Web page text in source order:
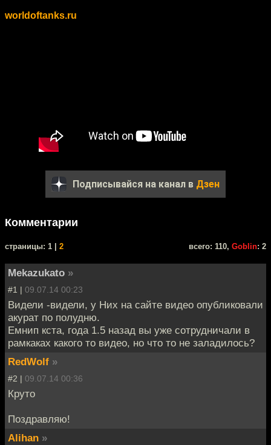
worldoftanks.ru
Подписывайся на канал в Дзен
Комментарии
cтраницы: 1 | 2 всего: 110, Goblin: 2
Mekazukato »
#1 | 09.07.14 00:23
Видели -видели, у Них на сайте видео опубликовали
акурат по полудню.
Емнип кста, года 1.5 назад вы уже сотрудничали в
рамкаках какого то видео, но что то не заладилось?
RedWolf »
#2 | 09.07.14 00:36
Круто
Поздравляю!
Alihan »